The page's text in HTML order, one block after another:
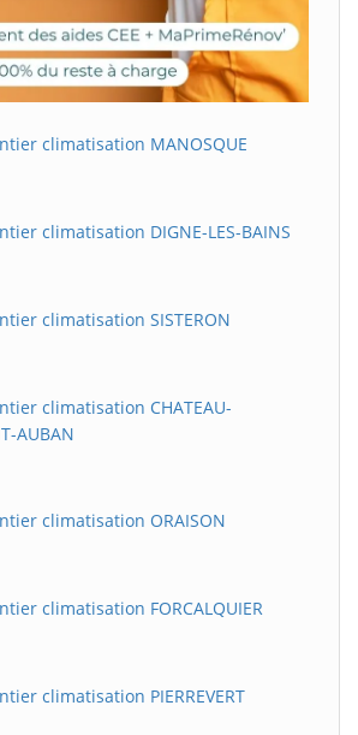
climatisation MANOSQUE
climatisation DIGNE-LES-BAINS
climatisation SISTERON
climatisation CHATEAU-
AUBAN
climatisation ORAISON
climatisation FORCALQUIER
climatisation PIERREVERT